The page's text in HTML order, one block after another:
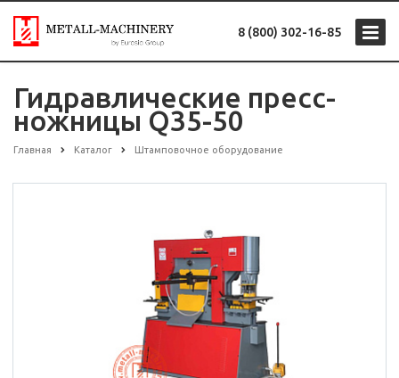
8 (800) 302-16-85
Гидравлические пресс-
ножницы Q35-50
Главная Каталог Штамповочное оборудование